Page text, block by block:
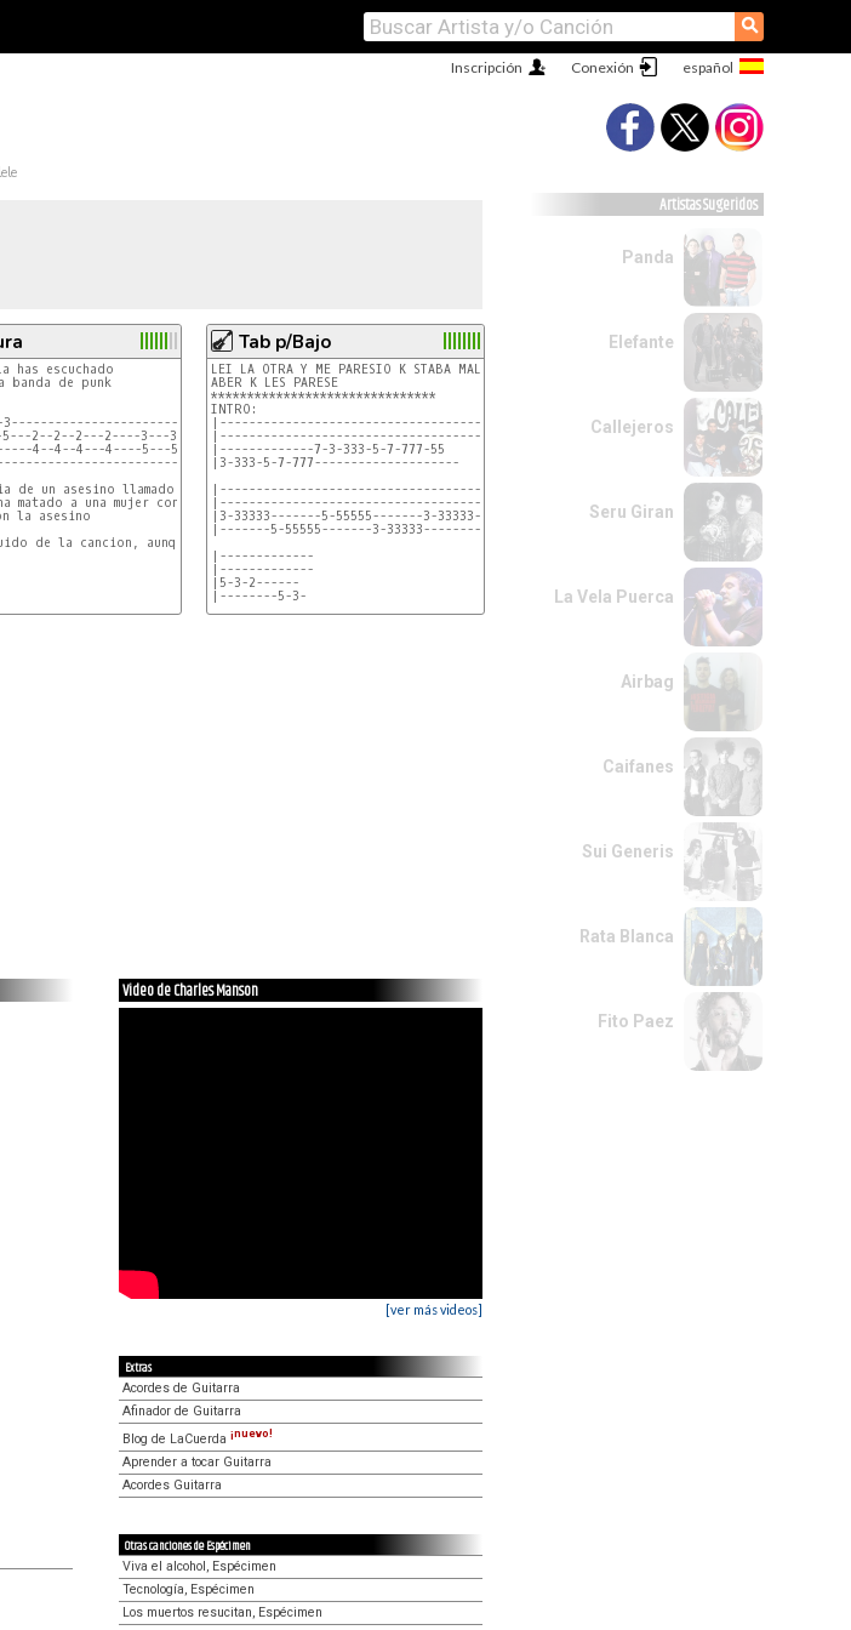
⚲
Conexión
Inscripción
escuchado
banda de punk
3---------------------------------------
de un asesino llamado charles manson
matado a una mujer con ocho meses de embarazo su cuerpo destrozo
la asesino
de la cancion, aunque la letra no me acuerdo de toda
Tab p/Bajo
LEI LA OTRA Y ME PARESIO K STABA MAL, ESTA LA SAKE LIRIKAMENTE
ABER K LES PARESE
*******************************
INTRO:
|-------------------------------------
|-------------------------------------(x2)
|-------------7-3-333-5-7-777-55
|3-333-5-7-777--------------------
|--------------------------------------------------------------
|--------------------------------------------------------------
|3-33333-------5-55555-------3-33333--------------
|-------5-55555-------3-33333--------5-55555
|-------------
|-------------
|5-3-2------
|--------5-3-
Video de Charles Manson
[ver más videos]
Extras
Acordes de Guitarra
Afinador de Guitarra
Blog de LaCuerda ¡nuevo!
Aprender a tocar Guitarra
Acordes Guitarra
Otras canciones de Espécimen
Viva el alcohol, Espécimen
Tecnología, Espécimen
Los muertos resucitan, Espécimen
Artistas Sugeridos
Panda
Elefante
Callejeros
Seru Giran
La Vela Puerca
Airbag
Caifanes
Sui Generis
Rata Blanca
Fito Paez